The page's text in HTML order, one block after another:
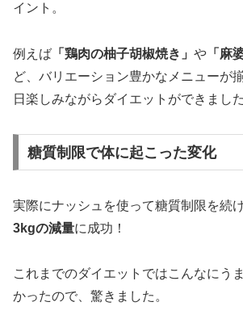
イント。
例えば 「鶏肉の柚子胡椒焼き」 や 「麻
ど、バリエーション豊かなメニューが
日楽しみながらダイエットができました
糖質制限で体に起こった変化
実際にナッシュを使って糖質制限を続
3kgの減量に成功！
これまでのダイエットではこんなにう
かったので、驚きました。